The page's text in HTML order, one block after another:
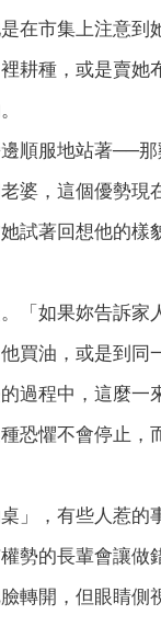
在市集上注意到
耕種，或是賣她
順服地站著──
婆，這個優勢現
試著回想他的樣
「如果妳告訴家
買油，或是到同
過程中，這麼一
恐懼不會停止，
」，有些人惹的
勢的長輩會讓做
轉開，但眼睛側